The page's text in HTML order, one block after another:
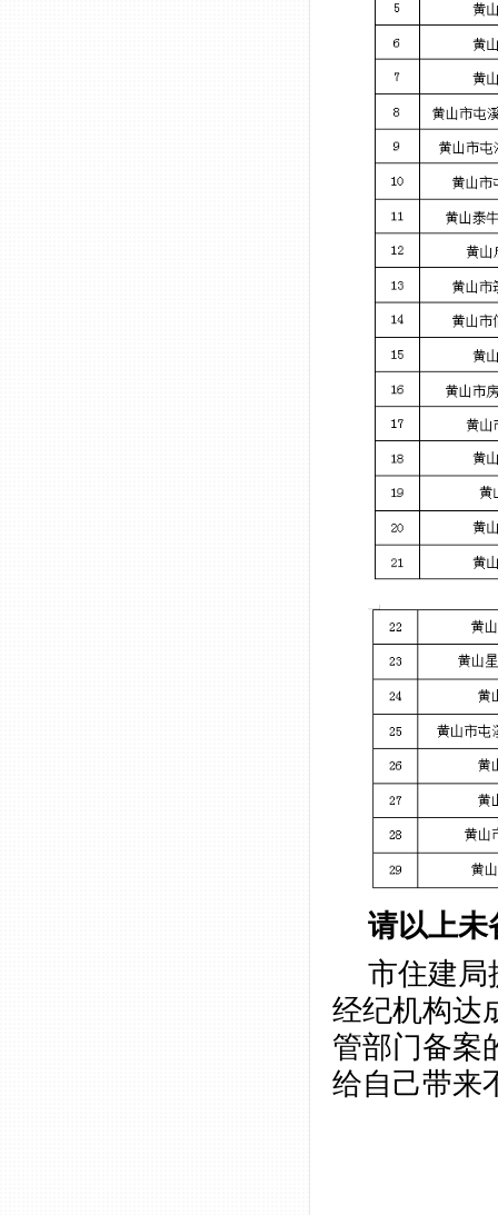
请以上未
市住建局
经纪机构达
管部门备案
给自己带来